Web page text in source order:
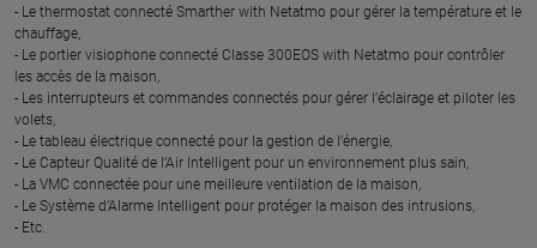
- Le thermostat connecté Smarther with Netatmo pour gérer la température et le
chauffage,
- Le portier visiophone connecté Classe 300EOS with Netatmo pour contrôler
les accès de la maison,
- Les interrupteurs et commandes connectés pour gérer l’éclairage et piloter les
volets,
- Le tableau électrique connecté pour la gestion de l’énergie,
- Le Capteur Qualité de l’Air Intelligent pour un environnement plus sain,
- La VMC connectée pour une meilleure ventilation de la maison,
- Le Système d’Alarme Intelligent pour protéger la maison des intrusions,
- Etc.